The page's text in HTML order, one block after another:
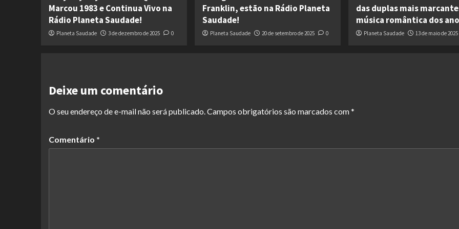
Marcou 1983 e Continua Vivo na
Rádio Planeta Saudade!
Planeta Saudade 3 de dezembro de 2025 0
Franklin, estão na Rádio Planeta
Saudade!
Planeta Saudade 20 de setembro de 2025 0
das duplas mais
música romântica dos
Planeta Saudade 13 de maio de 2025
Deixe um comentário
O seu endereço de e-mail não será publicado.Campos obrigatórios são marcados com*
Comentário *